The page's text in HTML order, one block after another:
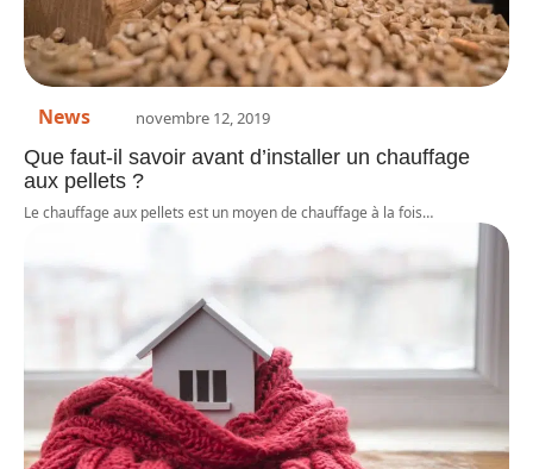
News novembre 12, 2019
Que faut-il savoir avant d’installer un chauffage
aux pellets ?
Le chauffage aux pellets est un moyen de chauffage à la fois…